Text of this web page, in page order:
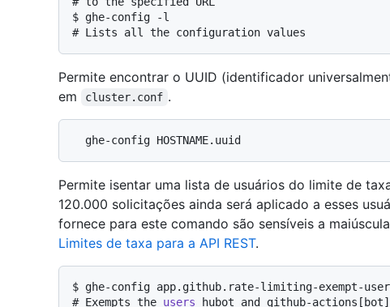
$ ghe-config -l
# Lists all the configuration values
Permite encontrar o UUID (identificador
em
cluster.conf .
Permite isentar uma lista de usuários do limite de
120.000 solicitações ainda será aplicado a esses
fornece para este comando são sensíveis a
Limites de taxa para a API REST.
$ ghe-config app.github.rate-limiting-exempt-
# Exempts the users hubot and github-